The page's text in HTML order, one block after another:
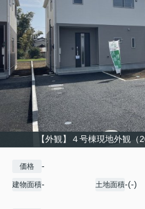
【外観】４号棟現地外観
価格 -
建物面積- 土地面積-(-)